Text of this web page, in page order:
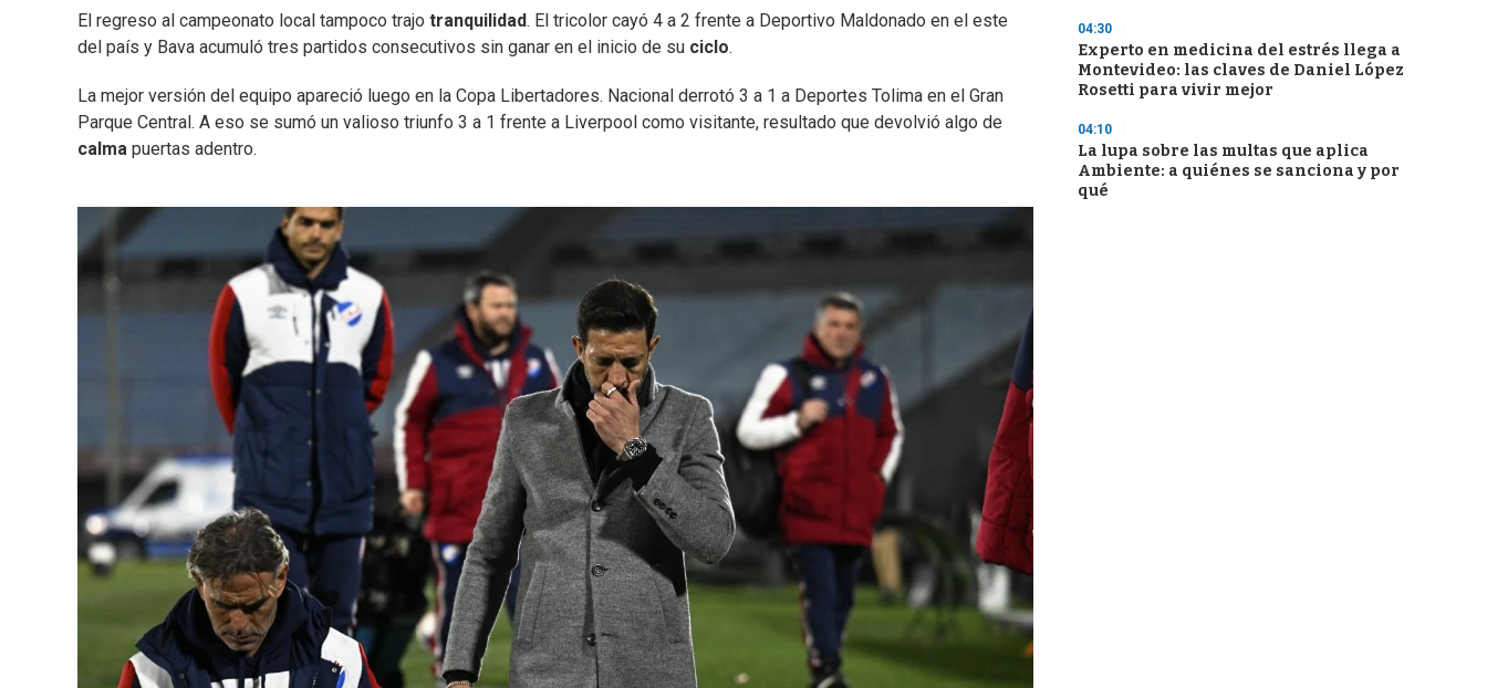
El regreso al campeonato local tampoco trajo tranquilidad. El tricolor cayó 4 a 2 frente a Deportivo Maldonado en el este
del país y Bava acumuló tres partidos consecutivos sin ganar en el inicio de su ciclo.
La mejor versión del equipo apareció luego en la Copa Libertadores. Nacional derrotó 3 a 1 a Deportes Tolima en el Gran
Parque Central. A eso se sumó un valioso triunfo 3 a 1 frente a Liverpool como visitante, resultado que devolvió algo de
calma puertas adentro.
04:30
Experto en medicina del estrés llega a
Montevideo: las claves de Daniel López
Rosetti para vivir mejor
04:10
La lupa sobre las multas que aplica
Ambiente: a quiénes se sanciona y por
qué